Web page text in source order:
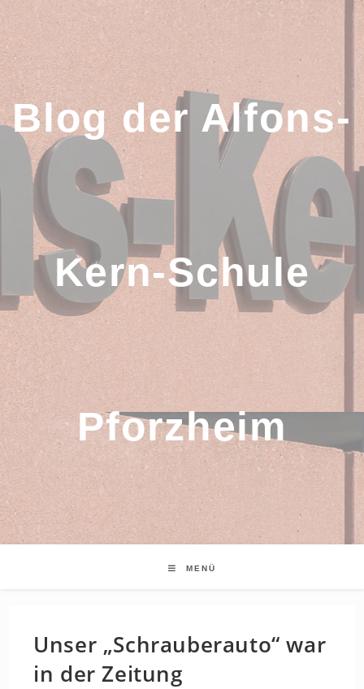
Zum
Inhalt
springen
Blog der Alfons-
Kern-Schule
Pforzheim
MENÜ
Unser „Schrauberauto“ war
in der Zeitung